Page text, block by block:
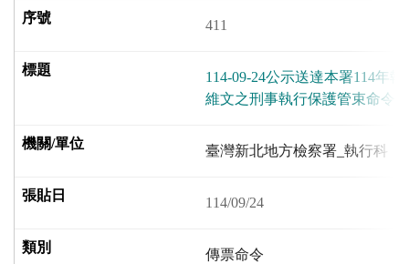
411
114-09-24公示送達本署114年
維文之刑事執行保護管束命令1
臺灣新北地方檢察署_執行科
114/09/24
傳票命令